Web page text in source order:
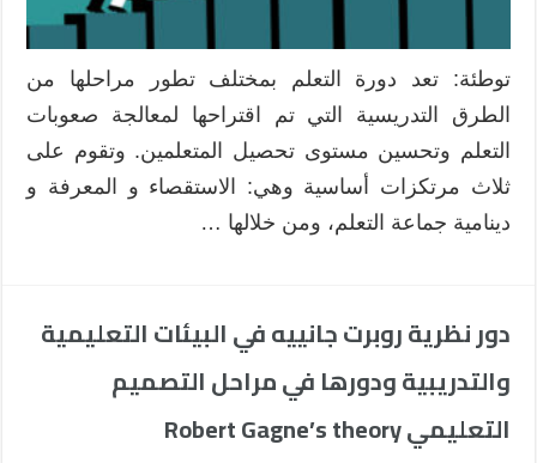
تأهيل
وتدريب
المعلمين
مغلقة
توطئة: تعد دورة التعلم بمختلف تطور مراحلها من
الطرق التدريسية التي تم اقتراحها لمعالجة صعوبات
التعلم وتحسين مستوى تحصيل المتعلمين. وتقوم على
ثلاث مرتكزات أساسية وهي: الاستقصاء و المعرفة و
دينامية جماعة التعلم، ومن خلالها …
دور نظرية روبرت جانييه في البيئات التعليمية
والتدريبية ودورها في مراحل التصميم
التعليمي Robert Gagne’s theory